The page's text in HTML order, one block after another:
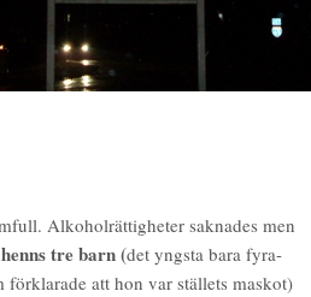
Alkoholrättigheter saknades men
tre barn (det yngsta bara fyra-
förklarade att hon var ställets maskot)